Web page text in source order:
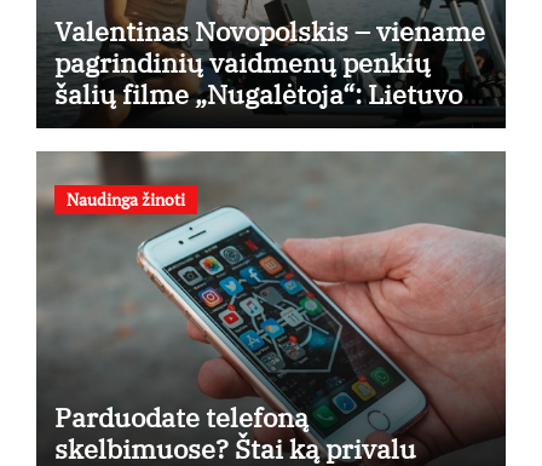
Valentinas Novopolskis – viename
pagrindinių vaidmenų penkių
šalių filme „Nugalėtoja“: Lietuvos
kino teatruose – nuo rugpjūčio 7-
osios
Naudinga žinoti
Parduodate telefoną
skelbimuose? Štai ką privalu